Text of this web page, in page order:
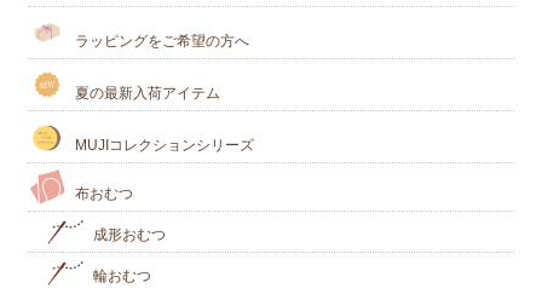
ラッピングをご希望の方へ
夏の最新入荷アイテム
MUJIコレクションシリーズ
布おむつ
成形おむつ
輪おむつ